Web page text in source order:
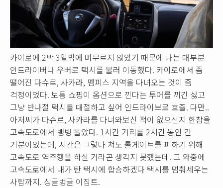
카이로에 2박 3일밖에 머무르지 않았기 때문에 나는 대부분
인드라이버나 우버로 택시를 불러 이동했다. 카이로에서 좀
떨어진 다슈르, 사카라, 멤피스 지역을 다녀오는 것이 좀
걱정이었다. 보통 쇼핑이 옵션으로 낀다는 투어를 끼긴 싫고
그냥 반나절 택시를 대절하고 싶어 인드라이브로 호출. 다만..
아저씨가 다슈르, 사카라를 다녀와보신 적이 없으신지 한참을
고속도로에서 뱅뱅 돌았다. 1시간 거리를 2시간 동안 간
기분이었는데, 시간은 그렇다 쳐도 톨게이트를 피하기 위해
고속도로 역주행을 하실 거라곤 생각지 못했는데. 그 와중에
고속도로에서 내가 탄 택시에 합승하겠다 택시를 멈춰세우는
사람까지. 싱글벙글 이집트.